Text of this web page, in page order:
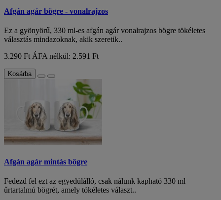
Afgán agár bögre - vonalrajzos
Ez a gyönyörű, 330 ml-es afgán agár vonalrajzos bögre tökéletes
választás mindazoknak, akik szeretik..
3.290 Ft ÁFA nélkül: 2.591 Ft
Kosárba
Afgán agár mintás bögre
Fedezd fel ezt az egyedülálló, csak nálunk kapható 330 ml
űrtartalmú bögrét, amely tökéletes választ..